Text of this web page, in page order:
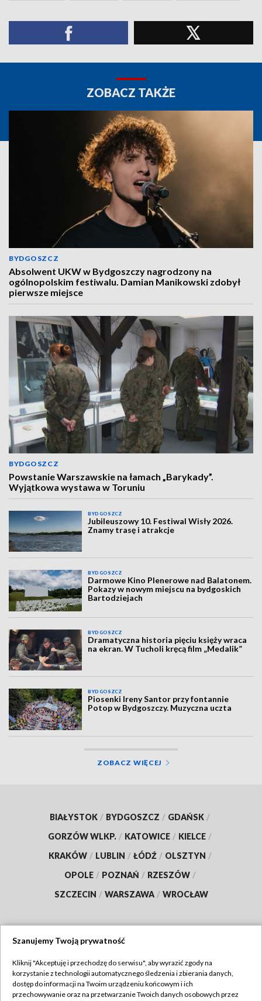
ZOBACZ TAKŻE
BYDGOSZCZ
Absolwent UKW w Bydgoszczy nagrodzony na
ogólnopolskim festiwalu. Damian Manikowski zdobył
pierwsze miejsce
BYDGOSZCZ
Powstanie Warszawskie na łamach „Barykady”.
Wyjątkowa wystawa w Toruniu
BYDGOSZCZ
Jubileuszowy 10. Festiwal Wisły 2026.
Znamy trasę i atrakcje
BYDGOSZCZ
Darmowe Kino Plenerowe nad Balatonem.
Pokazy w nowym miejscu na bydgoskich
Bartodziejach
BYDGOSZCZ
Dramatyczna historia pięciu księży wraca
na ekran. W Tucholi kręcą film „Medalik”
BYDGOSZCZ
Piosenki Ireny Santor przy fontannie
Potop w Bydgoszczy. Muzyczna uczta
ZOBACZ WIĘCEJ
BIAŁYSTOK / BYDGOSZCZ / GDAŃSK /
GORZÓW WLKP. / KATOWICE / KIELCE /
KRAKÓW / LUBLIN / ŁÓDŹ / OLSZTYN /
OPOLE / POZNAŃ / RZESZÓW /
SZCZECIN / WARSZAWA / WROCŁAW
TVP
Abonament TVP
Regulamin TVP
Szanujemy Twoją prywatność
Kliknij "Akceptuję i przechodzę do serwisu", aby wyrazić zgody na
korzystanie z technologii automatycznego śledzenia i zbierania danych,
dostęp do informacji na Twoim urządzeniu końcowym i ich
przechowywanie oraz na przetwarzanie Twoich danych osobowych przez